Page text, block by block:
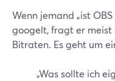
Wenn jemand „ist
googelt, fragt er meist
Bitraten. Es geht um
„Was sollte ich